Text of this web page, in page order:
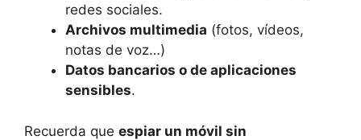
redes sociales.
Archivos multimedia (fotos, vídeos,
notas de voz…)
Datos bancarios o de aplicaciones
sensibles.
Recuerda que espiar un móvil sin